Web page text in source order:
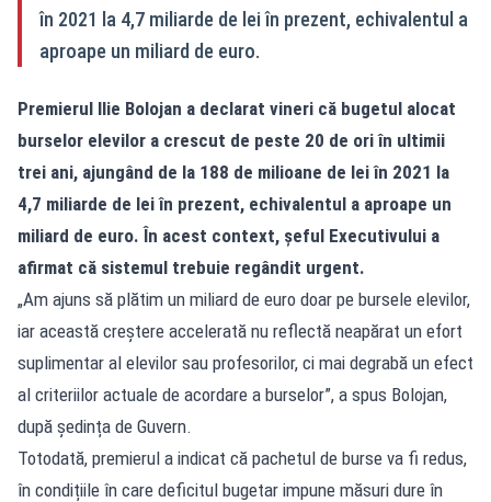
în 2021 la 4,7 miliarde de lei în prezent, echivalentul a
aproape un miliard de euro.
Premierul Ilie Bolojan a declarat vineri că bugetul alocat
burselor elevilor a crescut de peste 20 de ori în ultimii
trei ani, ajungând de la 188 de milioane de lei în 2021 la
4,7 miliarde de lei în prezent, echivalentul a aproape un
miliard de euro. În acest context, șeful Executivului a
afirmat că sistemul trebuie regândit urgent.
„Am ajuns să plătim un miliard de euro doar pe bursele elevilor,
iar această creștere accelerată nu reflectă neapărat un efort
suplimentar al elevilor sau profesorilor, ci mai degrabă un efect
al criteriilor actuale de acordare a burselor”, a spus Bolojan,
după ședința de Guvern.
Totodată, premierul a indicat că pachetul de burse va fi redus,
în condițiile în care deficitul bugetar impune măsuri dure în